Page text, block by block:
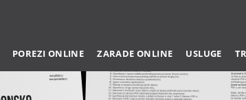
POREZI ONLINE ZARADE ONLINE USLUGE